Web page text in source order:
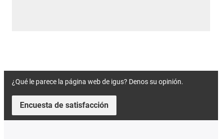
¿Qué le parece la página web de igus? Denos su opinión.
Encuesta de satisfacción